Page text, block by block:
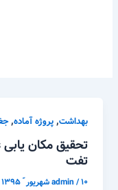
بهداشت,پروژه آماده,
تفت
admin/۱۰ شهریور ّ ۱۳۹۵